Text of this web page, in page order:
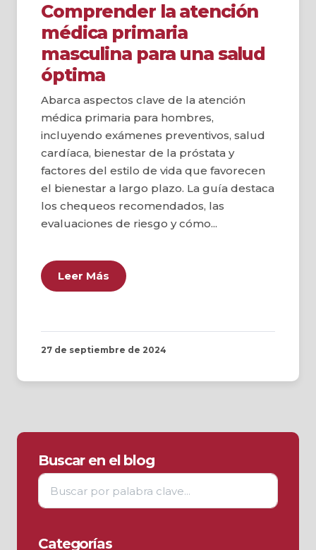
Comprender la atención
médica primaria
masculina para una salud
óptima
Abarca aspectos clave de la atención
médica primaria para hombres,
incluyendo exámenes preventivos, salud
cardíaca, bienestar de la próstata y
factores del estilo de vida que favorecen
el bienestar a largo plazo. La guía destaca
los chequeos recomendados, las
evaluaciones de riesgo y cómo...
Leer Más
27 de septiembre de 2024
Buscar en el blog
Categorías